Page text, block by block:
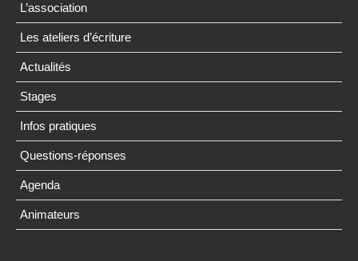
L’association
Les ateliers d’écriture
Actualités
Stages
Infos pratiques
Questions-réponses
Agenda
Animateurs